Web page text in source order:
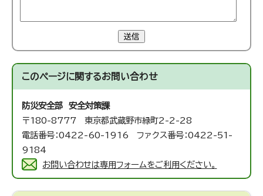
送信
このページに関するお問い合わせ
防災安全部 安全対策課
〒180-8777 東京都武蔵野市緑町2-2-28
電話番号：0422-60-1916 ファクス番号：0422-51-
9184
お問い合わせは専用フォームをご利用ください。